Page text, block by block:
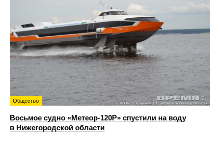
Общество
Восьмое судно «Метеор-120Р» спустили на воду
в Нижегородской области